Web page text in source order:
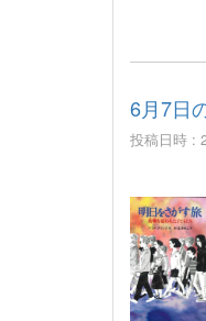
6月7日
投稿日時 :